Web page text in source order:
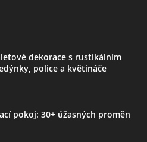
dekorace s rustikálním
police a květináče
pokoj: 30+ úžasných proměn